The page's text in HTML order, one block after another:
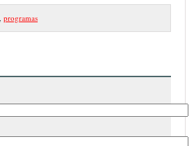
programas